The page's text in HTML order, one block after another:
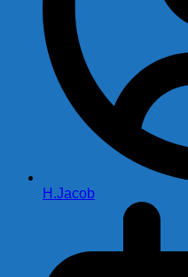
H.Jacob